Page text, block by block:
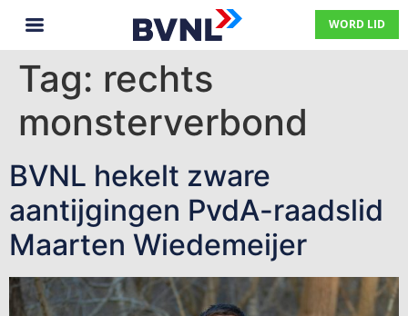
WORD LID
Tag: rechts
monsterverbond
BVNL hekelt zware
aantijgingen PvdA-raadslid
Maarten Wiedemeijer